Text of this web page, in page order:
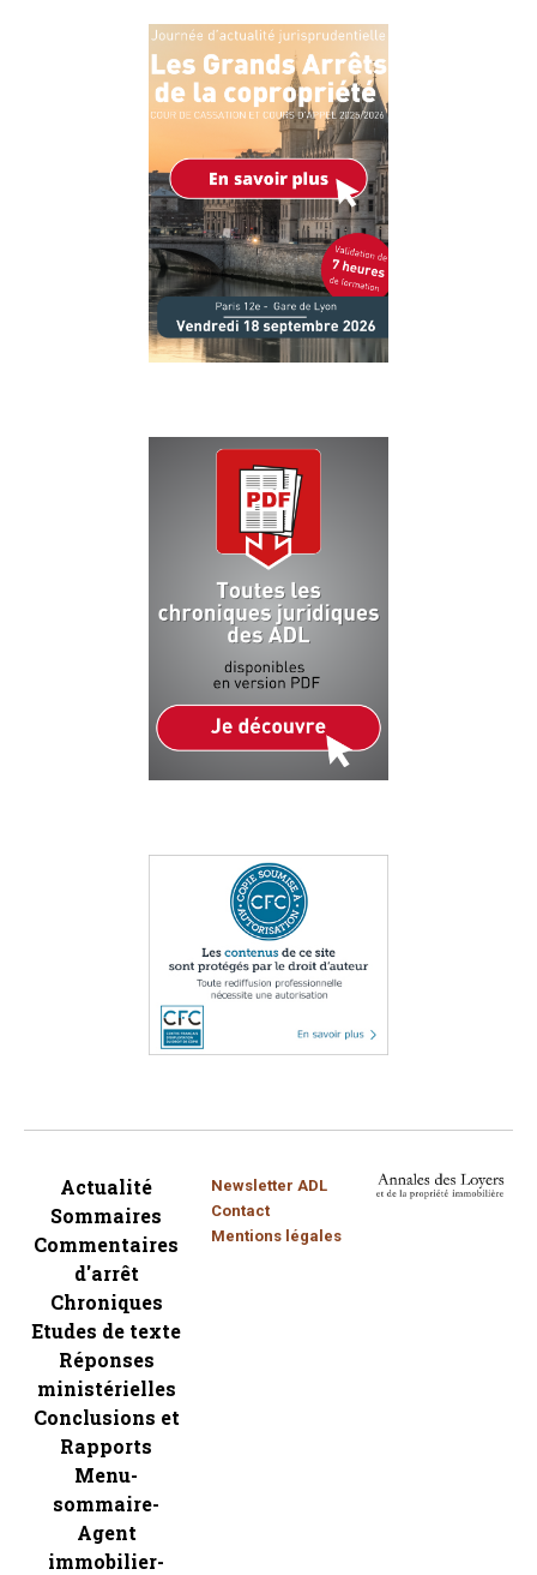
Actualité
Sommaires
Commentaires
d'arrêt
Chroniques
Etudes de texte
Réponses
ministérielles
Conclusions et
Rapports
Menu-
sommaire-
Agent
immobilier-
Newsletter ADL
Contact
Mentions légales